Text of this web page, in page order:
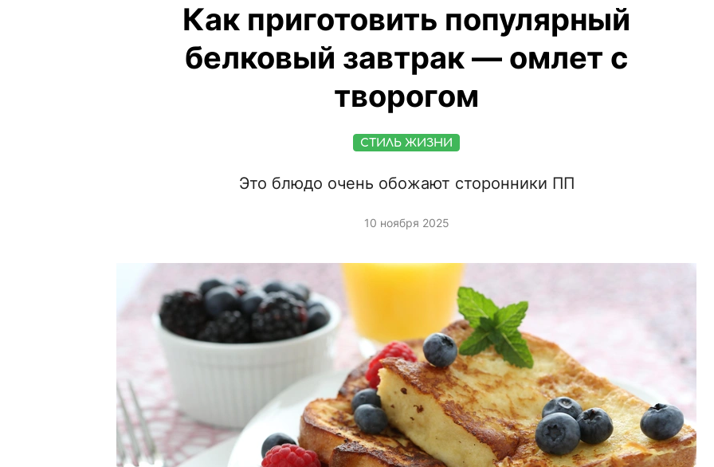
Как приготовить популярный
белковый завтрак — омлет с
творогом
СТИЛЬ ЖИЗНИ
Это блюдо очень обожают сторонники ПП
10 ноября 2025